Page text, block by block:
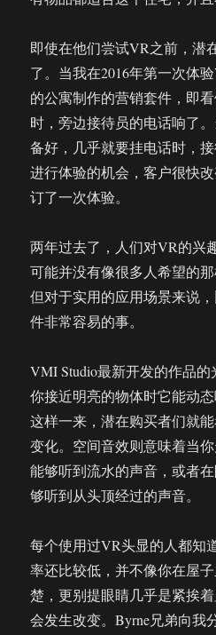
即使在他们尝试VR之前，潜
了。当我在2016年第一次体
的公寓制作的营销套件，即
时，旁边接待员的电话响了
备好，几乎就要挂电话时，
进行体验的机会，客户很快
订了一次体验。
两年过去了，人们对VR的兴
可能并没有像很多人希望的
但对于实用的应用场景来说
件非常容易的事。
VMI Studio最新开发的作品
你接近明亮的物体时它能动态
这样一来，潜在购买者们就
变化。空间音效则意味着当
能够听到流水的声音，或者
够听到从头顶经过的声音。
每个使用过VR头显的人都知
率还比较低，并不像你在屋
楚，更别提眼睛几乎是紧挨
会发生改变。Byrne兄弟向我